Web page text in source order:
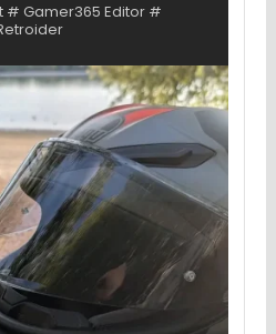
# Gamer365 Editor #